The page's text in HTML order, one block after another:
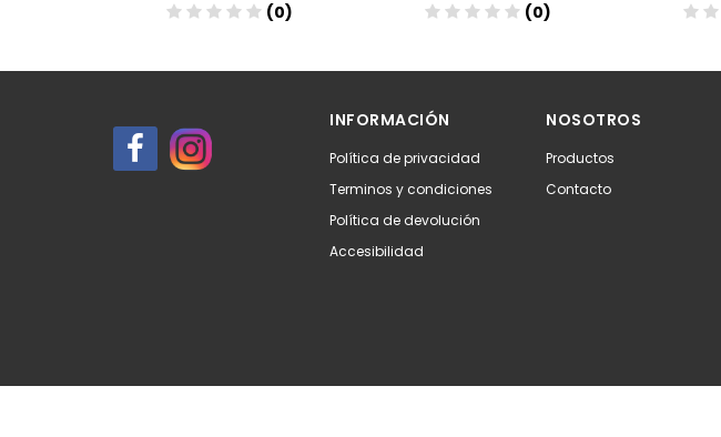
(0) (0)
INFORMACIÓN
Política de privacidad
Terminos y condiciones
Política de devolución
Accesibilidad
NOSOTROS
Productos
Contacto